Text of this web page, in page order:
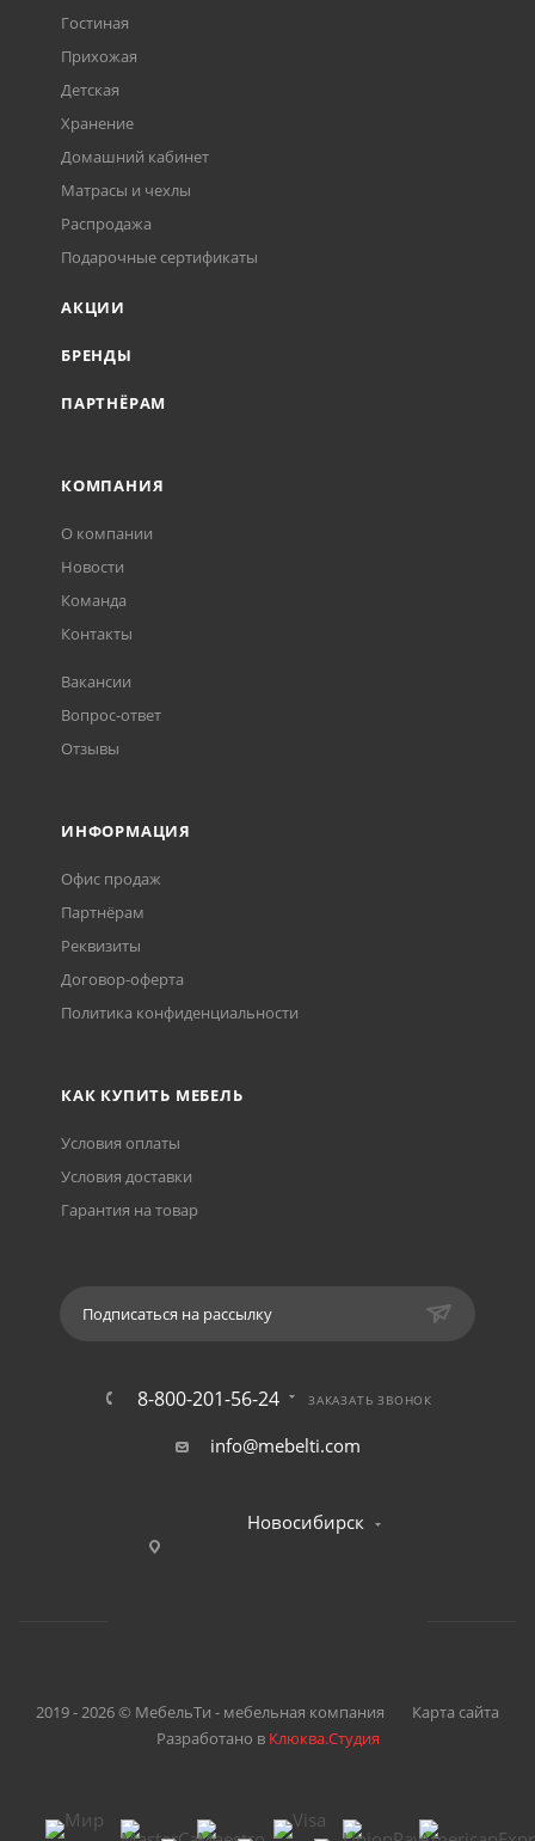
Гостиная
Прихожая
Детская
Хранение
Домашний кабинет
Матрасы и чехлы
Распродажа
Подарочные сертификаты
АКЦИИ
БРЕНДЫ
ПАРТНЁРАМ
КОМПАНИЯ
О компании
Новости
Команда
Контакты
Вакансии
Вопрос-ответ
Отзывы
ИНФОРМАЦИЯ
Офис продаж
Партнёрам
Реквизиты
Договор-оферта
Политика конфиденциальности
КАК КУПИТЬ МЕБЕЛЬ
Условия оплаты
Условия доставки
Гарантия на товар
Подписаться на рассылку
8-800-201-56-24 ЗАКАЗАТЬ ЗВОНОК
info@mebelti.com
Новосибирск
2019 - 2026 © МебельТи - мебельная компания
Карта сайта
Разработано в Клюква.Студия